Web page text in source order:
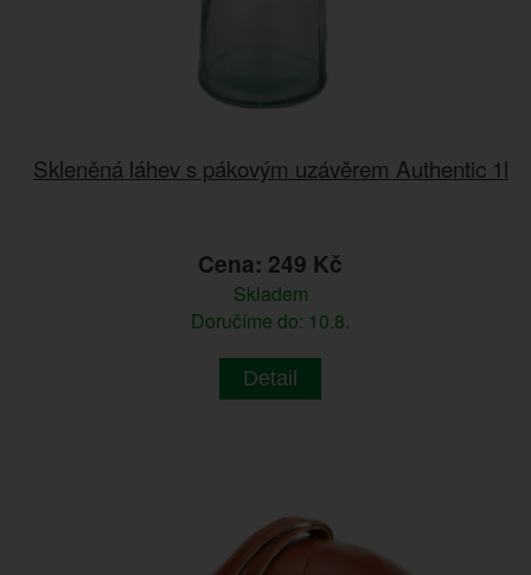
Skleněná láhev s pákovým uzávěrem Authentic 1l
Cena: 249 Kč
Skladem
Doručíme do: 10.8.
Detail